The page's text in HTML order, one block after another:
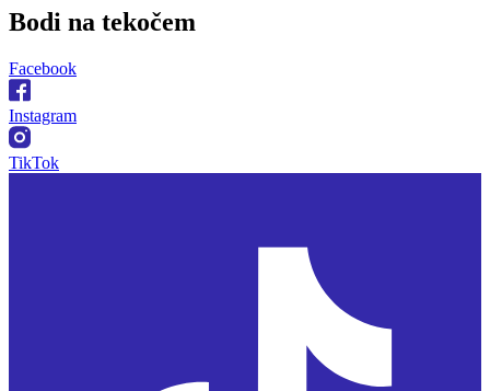
Bodi na tekočem
Facebook
Instagram
TikTok